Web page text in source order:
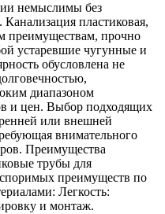
немыслимы без
пластиковая,
преимуществам, прочно
устаревшие чугунные и
обусловлена не
диапазоном
и цен. Выбор подходящих
или внешней
внимательного
Преимущества
трубы для
преимуществ по
Легкость:
и монтаж.